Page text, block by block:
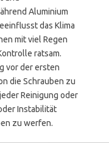
Aluminium
das Klima
mit viel Regen
ratsam.
vor der ersten
die Schrauben zu
Reinigung oder
Instabilität
zu werfen.